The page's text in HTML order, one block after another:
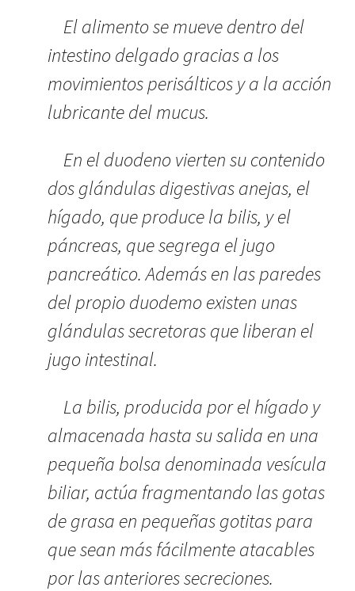
El alimento se mueve dentro del
intestino delgado gracias a los
movimientos perisálticos y a la acción
lubricante del mucus.
En el duodeno vierten su contenido
dos glándulas digestivas anejas, el
hígado, que produce la bilis, y el
páncreas, que segrega el jugo
pancreático. Además en las paredes
del propio duodemo existen unas
glándulas secretoras que liberan el
jugo intestinal.
La bilis, producida por el hígado y
almacenada hasta su salida en una
pequeña bolsa denominada vesícula
biliar, actúa fragmentando las gotas
de grasa en pequeñas gotitas para
que sean más fácilmente atacables
por las anteriores secreciones.